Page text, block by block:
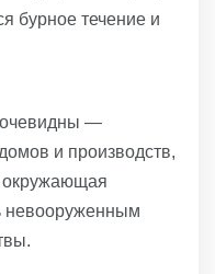
бурное течение и
очевидны —
и производств,
окружающая
невооруженным